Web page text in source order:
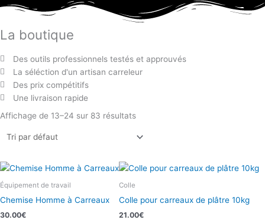
La boutique
Des outils professionnels testés et approuvés
La séléction d'un artisan carreleur
Des prix compétitifs
Une livraison rapide
Affichage de 13–24 sur 83 résultats
Équipement de travail
Chemise Homme à Carreaux
30.00€
Colle
Colle pour carreaux de plâtre 10kg
21.00€